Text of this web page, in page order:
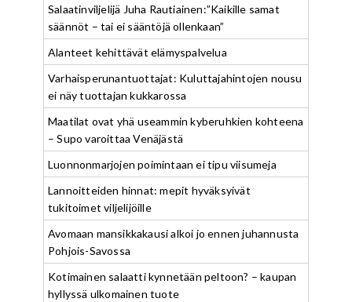
Salaatinviljelijä Juha Rautiainen:”Kaikille samat
säännöt – tai ei sääntöjä ollenkaan”
Alanteet kehittävät elämyspalvelua
Varhaisperunantuottajat: Kuluttajahintojen nousu
ei näy tuottajan kukkarossa
Maatilat ovat yhä useammin kyberuhkien kohteena
– Supo varoittaa Venäjästä
Luonnonmarjojen poimintaan ei tipu viisumeja
Lannoitteiden hinnat: mepit hyväksyivät
tukitoimet viljelijöille
Avomaan mansikkakausi alkoi jo ennen juhannusta
Pohjois-Savossa
Kotimainen salaatti kynnetään peltoon? – kaupan
hyllyssä ulkomainen tuote